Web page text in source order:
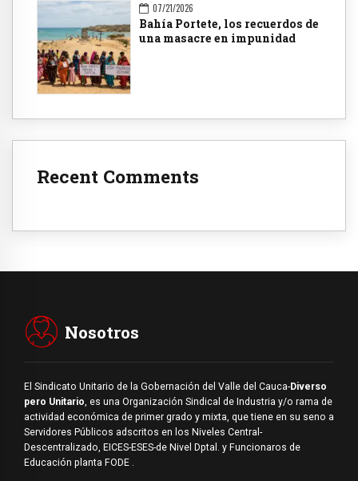
07/21/2026
Bahía Portete, los recuerdos de
una masacre en impunidad
Recent Comments
Nosotros
El Sindicato Unitario de la Gobernación del Valle del Cauca-Diverso
pero Unitario, es una Organización Sindical de Industria y/o rama de
actividad económica de primer grado y mixta, que tiene en su seno a
Servidores Públicos adscritos en los Niveles Central-
Descentralizado, EICES-ESES-de Nivel Dptal. y Funcionaros de
Educación planta FODE .